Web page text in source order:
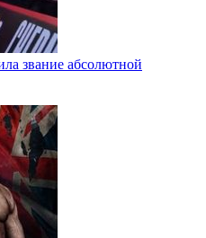
звание абсолютной